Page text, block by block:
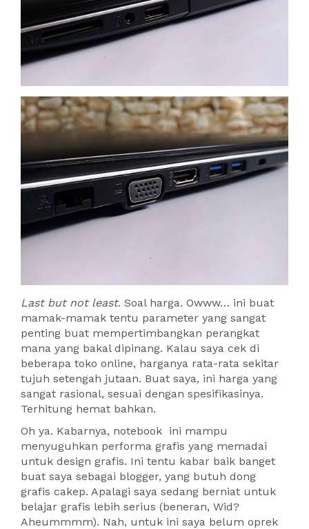
Last but not least. Soal harga. Owww… ini buat
mamak-mamak tentu parameter yang sangat
penting buat mempertimbangkan perangkat
mana yang bakal dipinang. Kalau saya cek di
beberapa toko online, harganya rata-rata sekitar
tujuh setengah jutaan. Buat saya, ini harga yang
sangat rasional, sesuai dengan spesifikasinya.
Terhitung hemat bahkan.
Oh ya. Kabarnya, notebook ini mampu
menyuguhkan performa grafis yang memadai
untuk design grafis. Ini tentu kabar baik banget
buat saya sebagai blogger, yang butuh dong
grafis cakep. Apalagi saya sedang berniat untuk
belajar grafis lebih serius (beneran, Wid?
Aheummmm). Nah, untuk ini saya belum oprek